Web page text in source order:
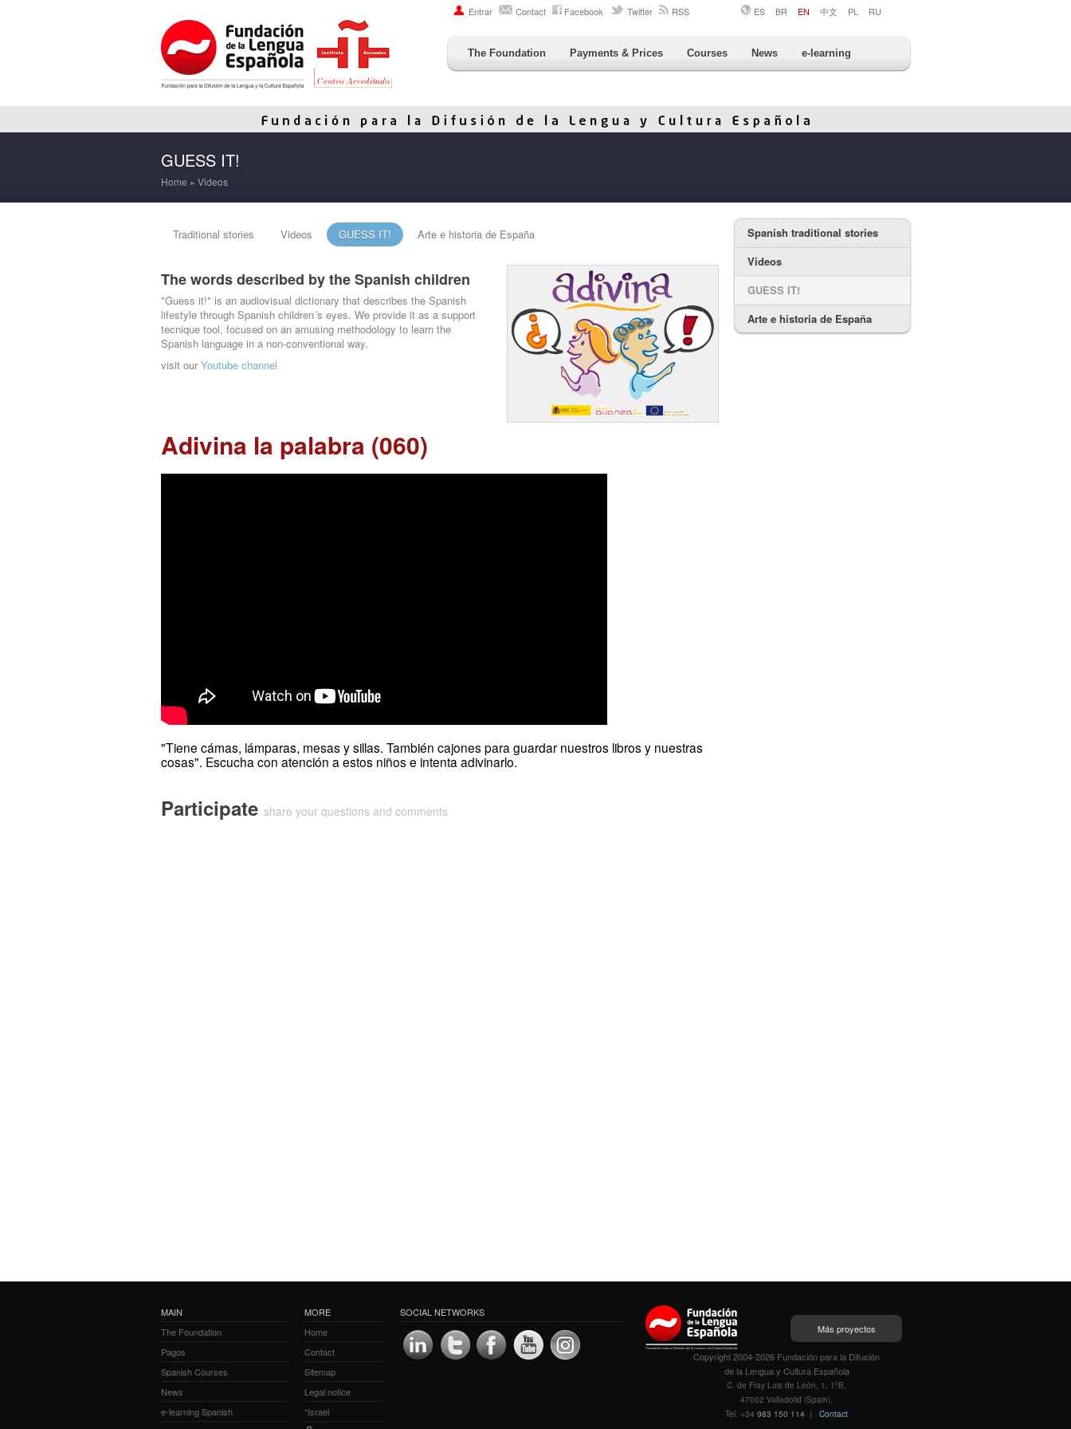
Entrar Contact Facebook Twitter RSS ES BR EN 中文 PL RU
The Foundation Payments & Prices Courses News e-learning
GUESS IT!
Home » Videos
Traditional stories Videos GUESS IT! Arte e historia de España
The words described by the Spanish children
"Guess it!" is an audiovisual dictionary that describes the Spanish
lifestyle through Spanish children´s eyes. We provide it as a support
tecnique tool, focused on an amusing methodology to learn the
Spanish language in a non-conventional way.
visit our Youtube channel
Adivina la palabra (060)
"Tiene cámas, lámparas, mesas y sillas. También cajones para guardar nuestros libros y nuestras
cosas". Escucha con atención a estos niños e intenta adivinarlo.
Participate share your questions and comments
Spanish traditional stories
Videos
GUESS IT!
Arte e historia de España
MAIN
The Foundation
Pagos
Spanish Courses
News
e-learning Spanish
MORE
Home
Contact
Sitemap
Legal notice
*Israel
SOCIAL NETWORKS
Más proyectos
Copyright 2004-2026 Fundación para la Difusión
de la Lengua y Cultura Española
C. de Fray Luis de León, 1, 1ºB,
47002 Valladolid (Spain).
Tel. +34 983 150 114 | Contact